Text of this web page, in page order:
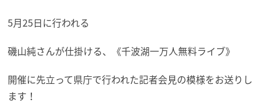
5月25日に行われる
磯山純さんが仕掛ける、《千波湖一万人無料ライブ》
開催に先立って県庁で行われた記者会見の模様をお送りし
ます！